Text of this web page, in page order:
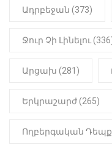
Ադրբեջան (373)
Ջուր Չի Լինելու
Արցախ (281)
Երկրաշարժ (265)
Ողբերգական Դեպք